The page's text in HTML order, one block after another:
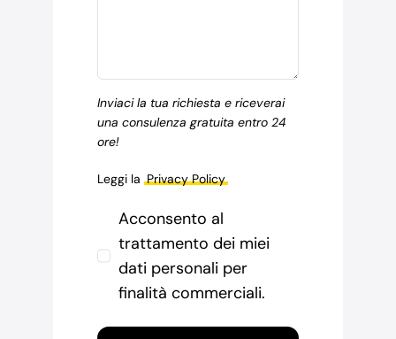
Inviaci la tua richiesta e riceverai
una consulenza gratuita entro 24
ore!
Leggi la Privacy Policy
Acconsento al
trattamento dei miei
dati personali per
finalità commerciali.